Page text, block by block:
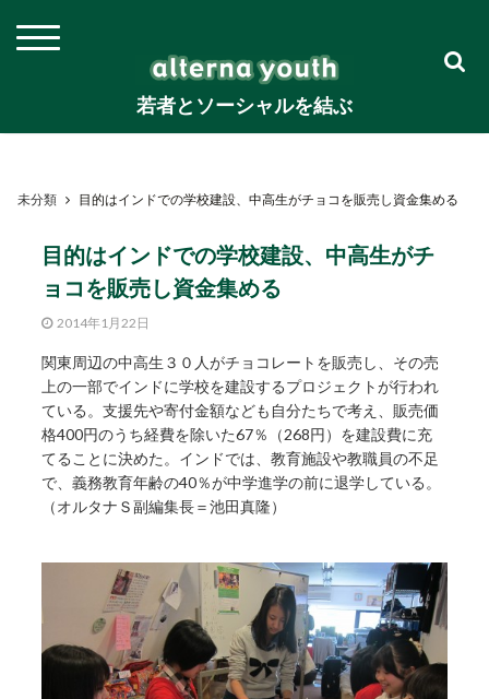
若者とソーシャルを結ぶ
未分類 目的はインドでの学校建設、中高生がチョコを販売し資金集める
目的はインドでの学校建設、中高生がチ
ョコを販売し資金集める
2014年1月22日
関東周辺の中高生３０人がチョコレートを販売し、その売
上の一部でインドに学校を建設するプロジェクトが行われ
ている。支援先や寄付金額なども自分たちで考え、販売価
格400円のうち経費を除いた67％（268円）を建設費に充
てることに決めた。インドでは、教育施設や教職員の不足
で、義務教育年齢の40％が中学進学の前に退学している。
（オルタナＳ副編集長＝池田真隆）